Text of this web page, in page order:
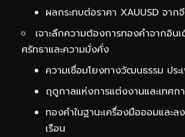
ผลกระทบต่อราคา XAUUSD จาก
เจาะลึกความต้องการทองคำจากอิน
ศรัทธาและความมั่งคั่ง
ความเชื่อมโยงทางวัฒนธรรม ปร
ฤดูกาลแห่งการแต่งงานและเทศ
ทองคำในฐานะเครื่องมือออมและ
เรือน